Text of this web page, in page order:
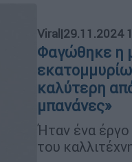
Viral|29.11.2024
Φαγώθηκε η
καλύτερη
μπανάνες»
Ήταν ένα έργο
του